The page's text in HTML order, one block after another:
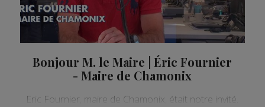
Bonjour M. le Maire | Éric Fournier
- Maire de Chamonix
Eric Fournier, maire de Chamonix, était notre invité.